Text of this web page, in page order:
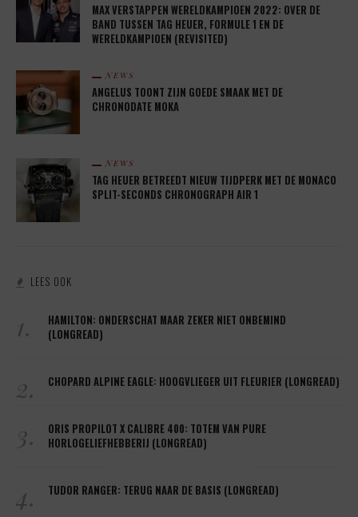
MAX VERSTAPPEN WERELDKAMPIOEN 2022: OVER DE
BAND TUSSEN TAG HEUER, FORMULE 1 EN DE
WERELDKAMPIOEN (REVISITED)
NEWS
ANGELUS TOONT ZIJN GOEDE SMAAK MET DE
CHRONODATE MOKA
NEWS
TAG HEUER BETREEDT NIEUW TIJDPERK MET DE MONACO
SPLIT-SECONDS CHRONOGRAPH AIR 1
LEES OOK
1.
HAMILTON: ONDERSCHAT MAAR ZEKER NIET ONBEMIND
(LONGREAD)
2. CHOPARD ALPINE EAGLE: HOOGVLIEGER UIT FLEURIER (LONGREAD)
3.
ORIS PROPILOT X CALIBRE 400: TOTEM VAN PURE
HORLOGELIEFHEBBERIJ (LONGREAD)
4. TUDOR RANGER: TERUG NAAR DE BASIS (LONGREAD)